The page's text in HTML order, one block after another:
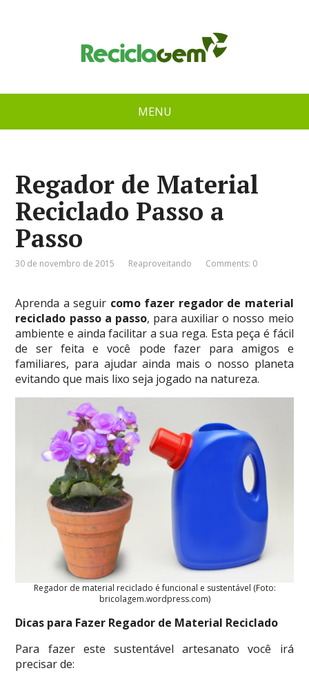
MENU
Regador de Material
Reciclado Passo a
Passo
30 de novembro de 2015 Reaproveitando Comments: 0
Aprenda a seguir como fazer regador de material
reciclado passo a passo, para auxiliar o nosso meio
ambiente e ainda facilitar a sua rega. Esta peça é fácil
de ser feita e você pode fazer para amigos e
familiares, para ajudar ainda mais o nosso planeta
evitando que mais lixo seja jogado na natureza.
Regador de material reciclado é funcional e sustentável (Foto:
bricolagem.wordpress.com)
Dicas para Fazer Regador de Material Reciclado
Para fazer este sustentável artesanato você irá
precisar de: